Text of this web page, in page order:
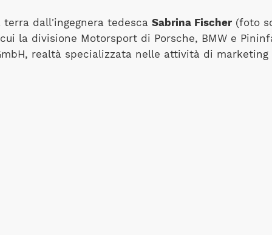
dall'ingegnera tedesca Sabrina Fischer(foto
la divisione Motorsport di Porsche, BMW e
realtà specializzata nelle attività di